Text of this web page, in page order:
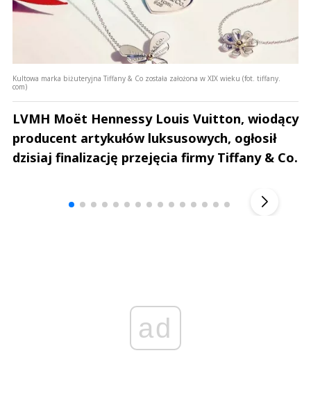
Kultowa marka biżuteryjna Tiffany & Co została założona w XIX wieku (fot. tiffany.
com)
LVMH Moët Hennessy Louis Vuitton, wiodący
producent artykułów luksusowych, ogłosił
dzisiaj finalizację przejęcia firmy Tiffany & Co.
ad
Andrzej i Marta Sterniccy